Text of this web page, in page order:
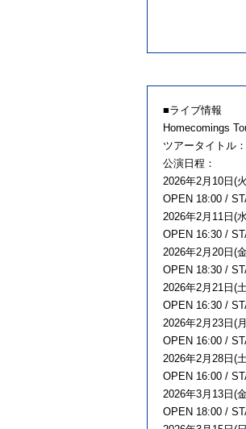
■ライブ情報
Homecomings
ツアータイトル
公演日程：
2026年2月10日(
OPEN 18:00 /
2026年2月11日(
OPEN 16:30 /
2026年2月20日(
OPEN 18:30 /
2026年2月21日(
OPEN 16:30 /
2026年2月23日(
OPEN 16:00 /
2026年2月28日(
OPEN 16:00 /
2026年3月13日(
OPEN 18:00 /